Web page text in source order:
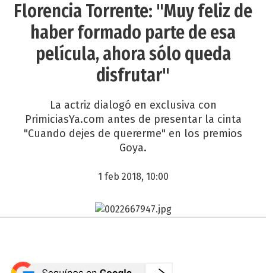
Florencia Torrente: "Muy feliz de
haber formado parte de esa
película, ahora sólo queda
disfrutar"
La actriz dialogó en exclusiva con
PrimiciasYa.com antes de presentar la cinta
"Cuando dejes de quererme" en los premios
Goya.
1 feb 2018, 10:00